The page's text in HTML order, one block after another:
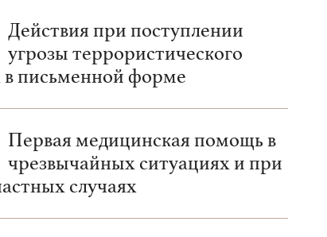
Действия при поступлении
угрозы террористического
в письменной форме
Первая медицинская помощь в
чрезвычайных ситуациях и при
случаях